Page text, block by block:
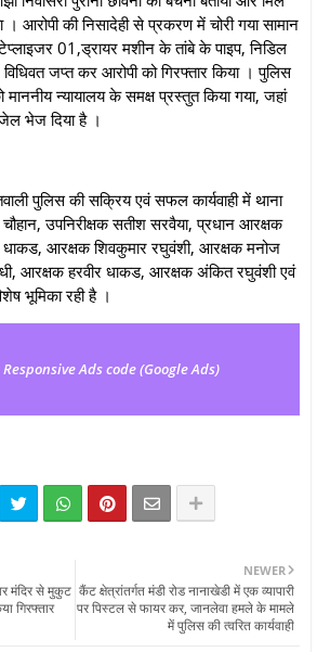
। आरोपी की निसादेही से प्रकरण में चोरी गया सामान
01,ड्रायर मशीन के तांबे के पाइप, निडिल
जप्त कर आरोपी को गिरफ्तार किया । पुलिस
माननीय न्यायालय के समक्ष प्रस्तुत किया गया, जहां
जेल भेज दिया है ।
की सक्रिय एवं सफल कार्यवाही में थाना
चौहान, उपनिरीक्षक सतीश सरवैया, प्रधान आरक्षक
धाकड, आरक्षक शिवकुमार रघुवंशी, आरक्षक मनोज
आरक्षक हरवीर धाकड, आरक्षक अंकित रघुवंशी एवं
भूमिका रही है ।
Ads code (Google Ads)
NEWER
कैंट क्षेत्रांतर्गत मंडी रोड नानाखेडी में एक व्यापारी
पर पिस्टल से फायर कर, जानलेवा हमले के मामले
में पुलिस की त्वरित कार्यवाही
मंदिर से मुकुट
गिरफ्तार